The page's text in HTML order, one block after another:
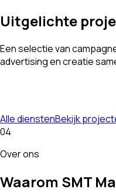
Uitgelichte
Een selectie van
advertising en creatie
Alle dienstenBekijk
04
Over ons
Waarom SMT